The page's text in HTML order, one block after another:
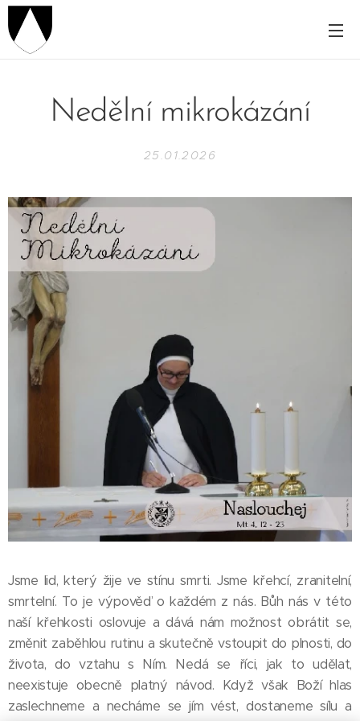
Nedělní mikrokázání
25.01.2026
Jsme lid, který žije ve stínu smrti. Jsme křehcí, zranitelní,
smrtelní. To je výpověď o každém z nás. Bůh nás v této
naší křehkosti oslovuje a dává nám možnost obrátit se,
změnit zaběhlou rutinu a skutečně vstoupit do plnosti, do
života, do vztahu s Ním. Nedá se říci, jak to udělat,
neexistuje obecně platný návod. Když však Boží hlas
zaslechneme a necháme se jím vést, dostaneme sílu a